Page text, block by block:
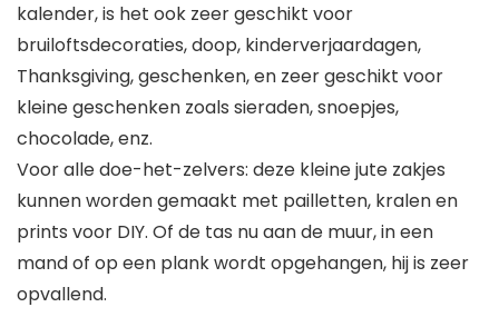
kalender, is het ook zeer geschikt voor
bruiloftsdecoraties, doop, kinderverjaardagen,
Thanksgiving, geschenken, en zeer geschikt voor
kleine geschenken zoals sieraden, snoepjes,
chocolade, enz.
Voor alle doe-het-zelvers: deze kleine jute zakjes
kunnen worden gemaakt met pailletten, kralen en
prints voor DIY. Of de tas nu aan de muur, in een
mand of op een plank wordt opgehangen, hij is zeer
opvallend.